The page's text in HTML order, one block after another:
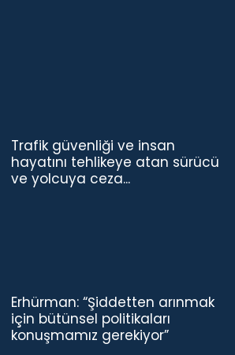
Trafik güvenliği ve insan
hayatını tehlikeye atan sürücü
ve yolcuya ceza...
Erhürman: “Şiddetten arınmak
için bütünsel politikaları
konuşmamız gerekiyor”